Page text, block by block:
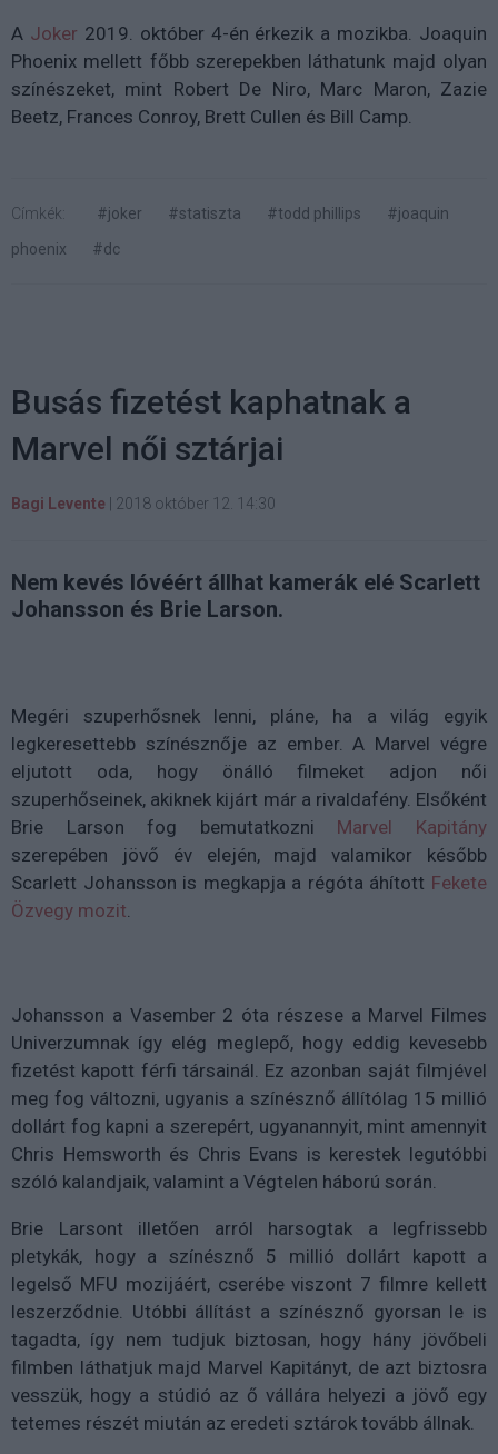
A Joker 2019. október 4-én érkezik a mozikba. Joaquin
Phoenix mellett főbb szerepekben láthatunk majd olyan
színészeket, mint Robert De Niro, Marc Maron, Zazie
Beetz, Frances Conroy, Brett Cullen és Bill Camp.
Címkék: #joker #statiszta #todd phillips
#joaquin
phoenix
#dc
Busás fizetést kaphatnak a
Marvel női sztárjai
Bagi Levente 2018 október 12. 14:30
Nem kevés lóvéért állhat kamerák elé Scarlett
Johansson és Brie Larson.
Megéri szuperhősnek lenni, pláne, ha a világ egyik
legkeresettebb színésznője az ember. A Marvel végre
eljutott oda, hogy önálló filmeket adjon női
szuperhőseinek, akiknek kijárt már a rivaldafény. Elsőként
Brie Larson fog bemutatkozni Marvel Kapitány
szerepében jövő év elején, majd valamikor később
Scarlett Johansson is megkapja a régóta áhított Fekete
Özvegy mozit.
Johansson a Vasember 2 óta részese a Marvel Filmes
Univerzumnak így elég meglepő, hogy eddig kevesebb
fizetést kapott férfi társainál. Ez azonban saját filmjével
meg fog változni, ugyanis a színésznő állítólag 15 millió
dollárt fog kapni a szerepért, ugyanannyit, mint amennyit
Chris Hemsworth és Chris Evans is kerestek legutóbbi
szóló kalandjaik, valamint a Végtelen háború során.
Brie Larsont illetően arról harsogtak a legfrissebb
pletykák, hogy a színésznő 5 millió dollárt kapott a
legelső MFU mozijáért, cserébe viszont 7 filmre kellett
leszerződnie. Utóbbi állítást a színésznő gyorsan le is
tagadta, így nem tudjuk biztosan, hogy hány jövőbeli
filmben láthatjuk majd Marvel Kapitányt, de azt biztosra
vesszük, hogy a stúdió az ő vállára helyezi a jövő egy
tetemes részét miután az eredeti sztárok tovább állnak.